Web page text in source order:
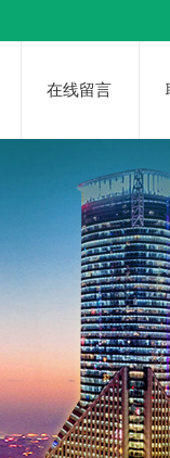
在线留言